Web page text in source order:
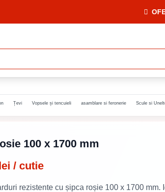
Țevi Vopsele și tencuieli asamblare si feronerie Scule si
100 x 1700 mm
/ cutie
rezistente cu șipca roșie 100 x 1700 mm.